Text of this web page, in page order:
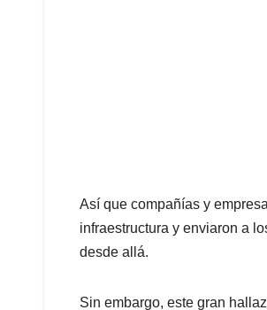
Así que compañías y
infraestructura y enviaron a
desde allá.
Sin embargo, este gran